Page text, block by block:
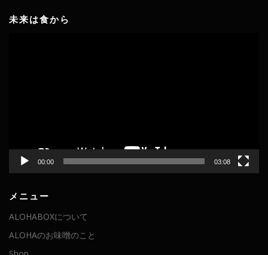
未来は食から
00:00 03:08
メニュー
ALOHABOXについて
ALOHAのお味噌のこと